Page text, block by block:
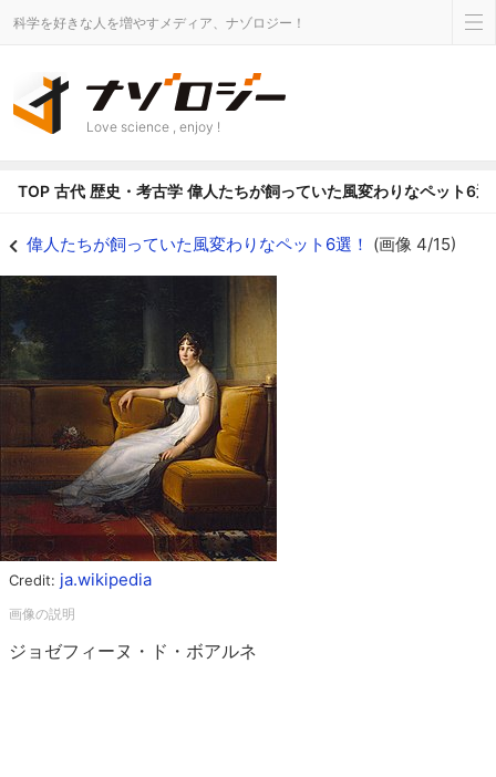
科学を好きな人を増やすメディア、ナゾロジー！
Love science , enjoy !
TOP 古代 歴史・考古学 偉人たちが飼っていた風変わりなペット6選
偉人たちが飼っていた風変わりなペット6選！ (画像 4/15)
Credit: ja.wikipedia
ジョゼフィーヌ・ド・ボアルネ